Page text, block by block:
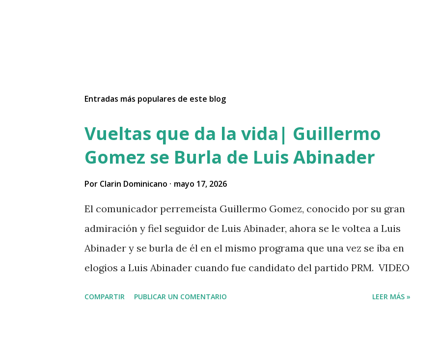
Entradas más populares de este blog
Vueltas que da la vida| Guillermo
Gomez se Burla de Luis Abinader
Por Clarin Dominicano mayo 17, 2026
El comunicador perremeísta Guillermo Gomez, conocido por su gran
admiración y fiel seguidor de Luis Abinader, ahora se le voltea a Luis
Abinader y se burla de él en el mismo programa que una vez se iba en
elogios a Luis Abinader cuando fue candidato del partido PRM. VIDEO
COMPARTIR PUBLICAR UN COMENTARIO LEER MÁS »